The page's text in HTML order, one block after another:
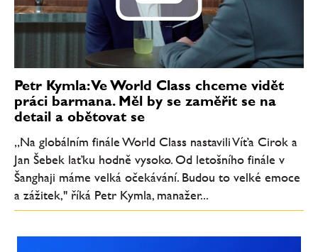
Petr Kymla: Ve World Class chceme vidět
práci barmana. Měl by se zaměřit se na
detail a obětovat se
„Na globálním finále World Class nastavili Víťa Cirok a
Jan Šebek laťku hodně vysoko. Od letošního finále v
Šanghaji máme velká očekávání. Budou to velké emoce
a zážitek," říká Petr Kymla, manažer...